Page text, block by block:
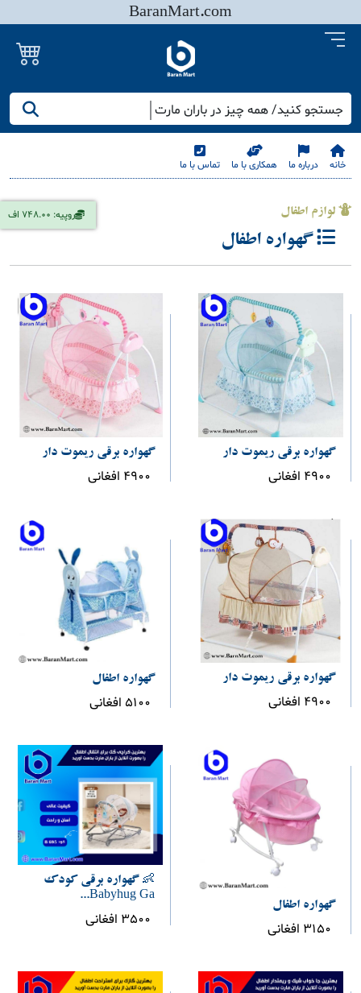
BaranMart.com
جستجو کنید/ همه چیز در باران مارت
خانه درباره ما همکاری با ما تماس با ما
روپیه: 748.00 اف لوازم اطفال
گهواره اطفال
گهواره برقی ریموت دار
4900 افغانی
گهواره برقی ریموت دار
4900 افغانی
گهواره برقی ریموت دار
4900 افغانی
گهواره اطفال
5100 افغانی
گهواره اطفال
3150 افغانی
👶 گهواره برقی کودک
Babyhug Ga...
3500 افغانی